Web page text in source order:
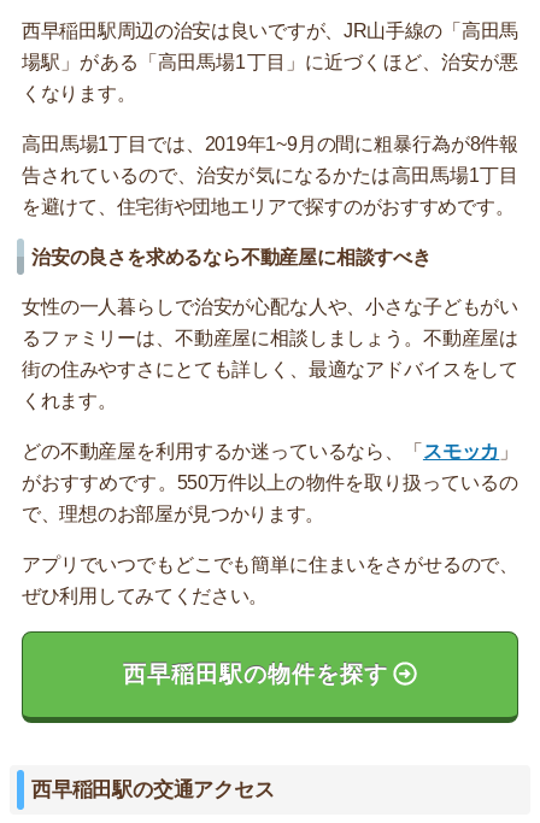
西早稲田駅周辺の治安は良いですが、JR山手線の「高田馬
場駅」がある「高田馬場1丁目」に近づくほど、治安が悪
くなります。
高田馬場1丁目では、2019年1~9月の間に粗暴行為が8件報
告されているので、治安が気になるかたは高田馬場1丁目
を避けて、住宅街や団地エリアで探すのがおすすめです。
治安の良さを求めるなら不動産屋に相談すべき
女性の一人暮らしで治安が心配な人や、小さな子どもがい
るファミリーは、不動産屋に相談しましょう。不動産屋は
街の住みやすさにとても詳しく、最適なアドバイスをして
くれます。
どの不動産屋を利用するか迷っているなら、「 スモッカ 」
がおすすめです。550万件以上の物件を取り扱っているの
で、理想のお部屋が見つかります。
アプリでいつでもどこでも簡単に住まいをさがせるので、
ぜひ利用してみてください。
西早稲田駅の物件を探す
西早稲田駅の交通アクセス